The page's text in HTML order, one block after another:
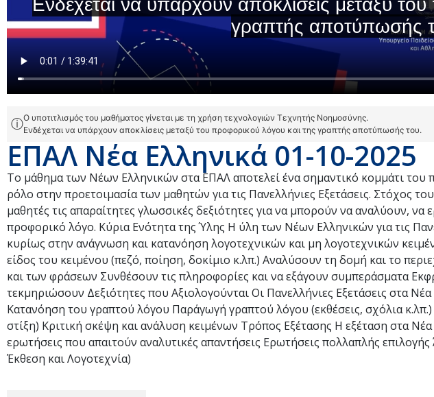
ⓘΟ υποτιτλισμός του μαθήματος γίνεται με τη χρήση τεχνολογιών Τεχνητής Νοημοσύνης.
Ενδέχεται να υπάρχουν αποκλίσεις μεταξύ του προφορικού λόγου και της γραπτής αποτύπωσής του.
ΕΠΑΛ Νέα Ελληνικά 01-10-2025
Το μάθημα των Νέων Ελληνικών στα ΕΠΑΛ αποτελεί ένα σημαντικό κομμάτι του
ρόλο στην προετοιμασία των μαθητών για τις Πανελλήνιες Εξετάσεις. Στόχος
μαθητές τις απαραίτητες γλωσσικές δεξιότητες για να μπορούν να αναλύουν,
προφορικό λόγο. Κύρια Ενότητα της Ύλης Η ύλη των Νέων Ελληνικών για τις
κυρίως στην ανάγνωση και κατανόηση λογοτεχνικών και μη λογοτεχνικών
είδος του κειμένου (πεζό, ποίηση, δοκίμιο κ.λπ.) Αναλύσουν τη δομή και το
και των φράσεων Συνθέσουν τις πληροφορίες και να εξάγουν συμπεράσματα
τεκμηριώσουν Δεξιότητες που Αξιολογούνται Οι Πανελλήνιες Εξετάσεις στα Νέα
Κατανόηση του γραπτού λόγου Παράγωγή γραπτού λόγου (εκθέσεις, σχόλια κ.λπ.)
στίξη) Κριτική σκέψη και ανάλυση κειμένων Τρόπος Εξέτασης Η εξέταση στα
ερωτήσεις που απαιτούν αναλυτικές απαντήσεις Ερωτήσεις πολλαπλής
Έκθεση και Λογοτεχνία)